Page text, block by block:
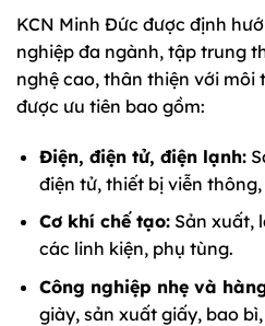
KCN Minh Đức được định
nghiệp đa ngành, tập trung
nghệ cao, thân thiện với môi
được ưu tiên bao gồm:
Điện, điện tử, điện lạnh:
điện tử, thiết bị viễn
Cơ khí chế tạo:Sản xuất,
các linh kiện, phụ tùng.
Công nghiệp nhẹ và
giày, sản xuất giấy, bao